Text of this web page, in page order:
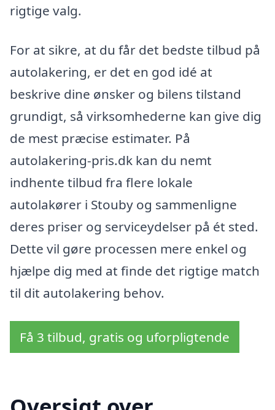
rigtige valg.
For at sikre, at du får det bedste tilbud på
autolakering, er det en god idé at
beskrive dine ønsker og bilens tilstand
grundigt, så virksomhederne kan give dig
de mest præcise estimater. På
autolakering-pris.dk kan du nemt
indhente tilbud fra flere lokale
autolakører i Stouby og sammenligne
deres priser og serviceydelser på ét sted.
Dette vil gøre processen mere enkel og
hjælpe dig med at finde det rigtige match
til dit autolakering behov.
Få 3 tilbud, gratis og uforpligtende